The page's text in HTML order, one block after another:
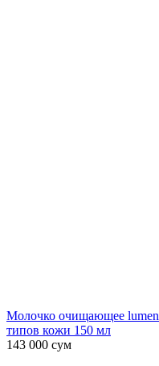
Молочко очищающее
типов кожи 150 мл
143 000 сум